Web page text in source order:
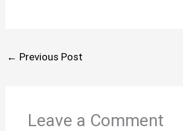
← Previous Post
Leave a Comment